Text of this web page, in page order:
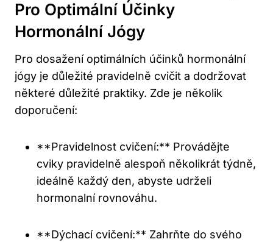
Pro Optimální Účinky
Hormonální Jógy
Pro dosažení optimálních účinků hormonální
jógy je důležité pravidelně cvičit a dodržovat
některé důležité praktiky. Zde je několik
doporučení:
**Pravidelnost cvičení:** Provádějte
cviky pravidelně alespoň několikrát týdně,
ideálně každý den, abyste udrželi
hormonalní rovnováhu.
**Dýchací cvičení:** Zahrňte do svého